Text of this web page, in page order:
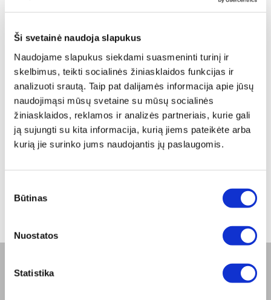
Ši svetainė naudoja slapukus
Naudojame slapukus siekdami suasmeninti turinį ir
skelbimus, teikti socialinės žiniasklaidos funkcijas ir
analizuoti srautą. Taip pat dalijamės informacija apie jūsų
naudojimąsi mūsų svetaine su mūsų socialinės
žiniasklaidos, reklamos ir analizės partneriais, kurie gali
ją sujungti su kita informacija, kurią jiems pateikėte arba
kurią jie surinko jums naudojantis jų paslaugomis.
pasirinkimas
Būtinas
Nuostatos
Statistika
prietaisai, profesionaliai naudojami ligoninėse,
Paskelbta: 2017-08-12 09:51:30Zepter International
komentaru (-ais)
Žymės
zepter